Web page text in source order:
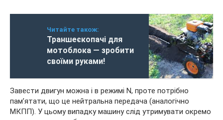
Читайте також:
Траншеєкопачі для
мотоблока — зробити
своїми руками!
Завести двигун можна і в режимі N, проте потрібно
пам’ятати, що це нейтральна передача (аналогічно
МКПП). У цьому випадку машину слід утримувати окремо